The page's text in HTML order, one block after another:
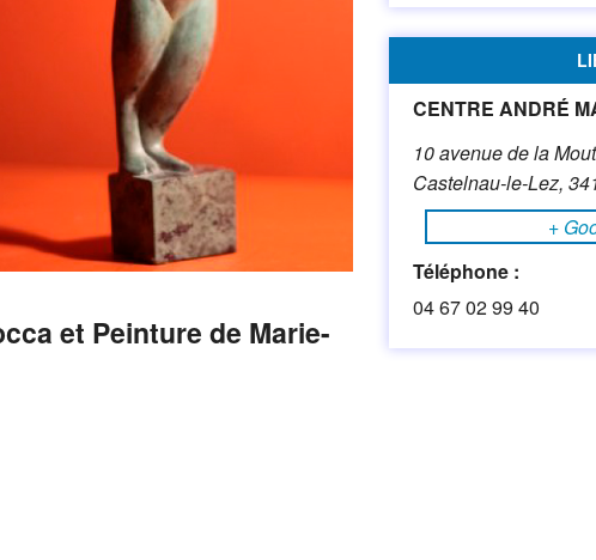
et Peinture de Marie-
CENTRE ANDRÉ
10 avenue de la
Castelnau-le-Lez,
+
Téléphone :
04 67 02 99 40